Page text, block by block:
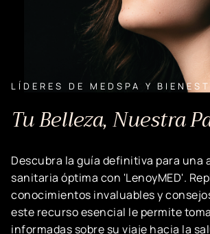
LÍDERES DE MEDSPA Y
Tu Belleza, Nuestra
Descubra la guía definitiva para una
sanitaria óptima con 'LenoyMED'.
conocimientos invaluables y
este recurso esencial le permite
informadas sobre su viaje hacia la